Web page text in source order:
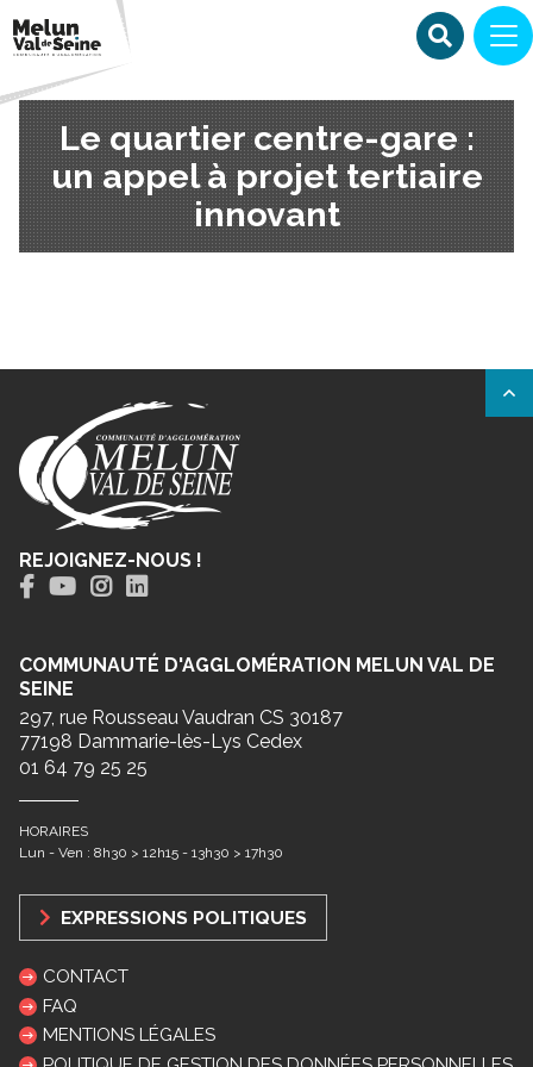
Le quartier centre-gare :
un appel à projet tertiaire
innovant
REJOIGNEZ-NOUS !
COMMUNAUTÉ D'AGGLOMÉRATION MELUN VAL DE
SEINE
297, rue Rousseau Vaudran CS 30187
77198 Dammarie-lès-Lys Cedex
01 64 79 25 25
HORAIRES
Lun - Ven : 8h30 > 12h15 - 13h30 > 17h30
EXPRESSIONS POLITIQUES
CONTACT
FAQ
MENTIONS LÉGALES